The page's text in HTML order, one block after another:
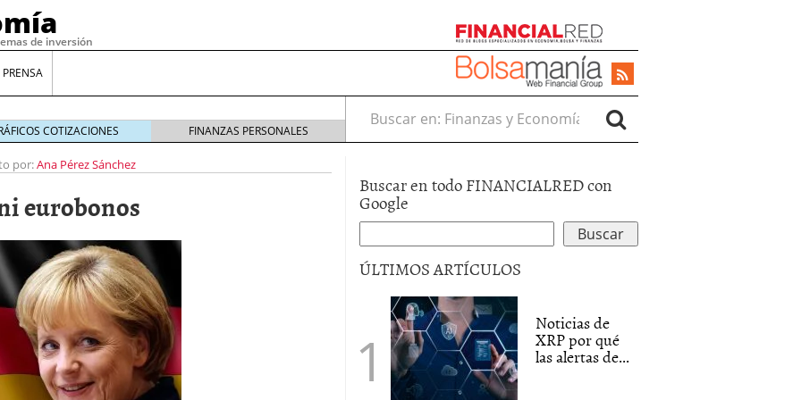
de inversión
¿Por qué el Préstamo Promotor privado
12 de diciembre de 2025
aprovechar esta opción para gestionar tus
de 2025
es una decisión financiera: cómo anticiparte
COTIZACIONES FINANZAS PERSONALES
Buscar en:
por:Ana Pérez Sánchez
eurobonos
Buscar en todo FINANCIALRED con
Google
ÚLTIMOS ARTÍCULOS
Noticias de
XRP por qué
las alertas de...